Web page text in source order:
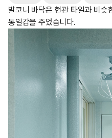
발코니 바닥은 현관 타일과 비슷
통일감을 주었습니다.